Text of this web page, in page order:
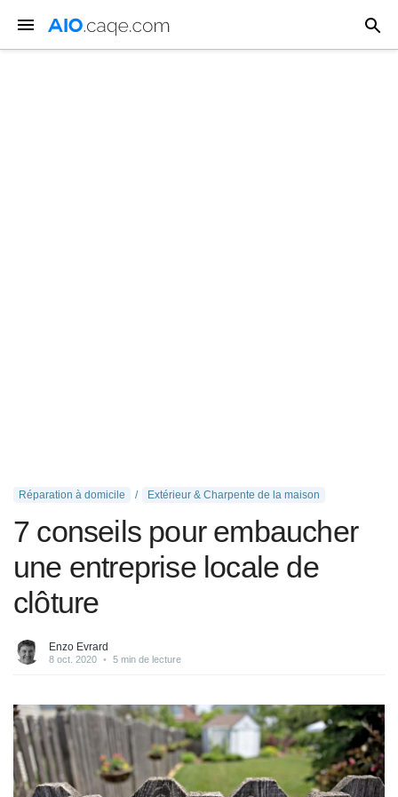
Réparation à domicile Extérieur & Charpente de la maison
7 conseils pour embaucher
une entreprise locale de
clôture
Enzo Evrard
8 oct. 2020 • 5 min de lecture